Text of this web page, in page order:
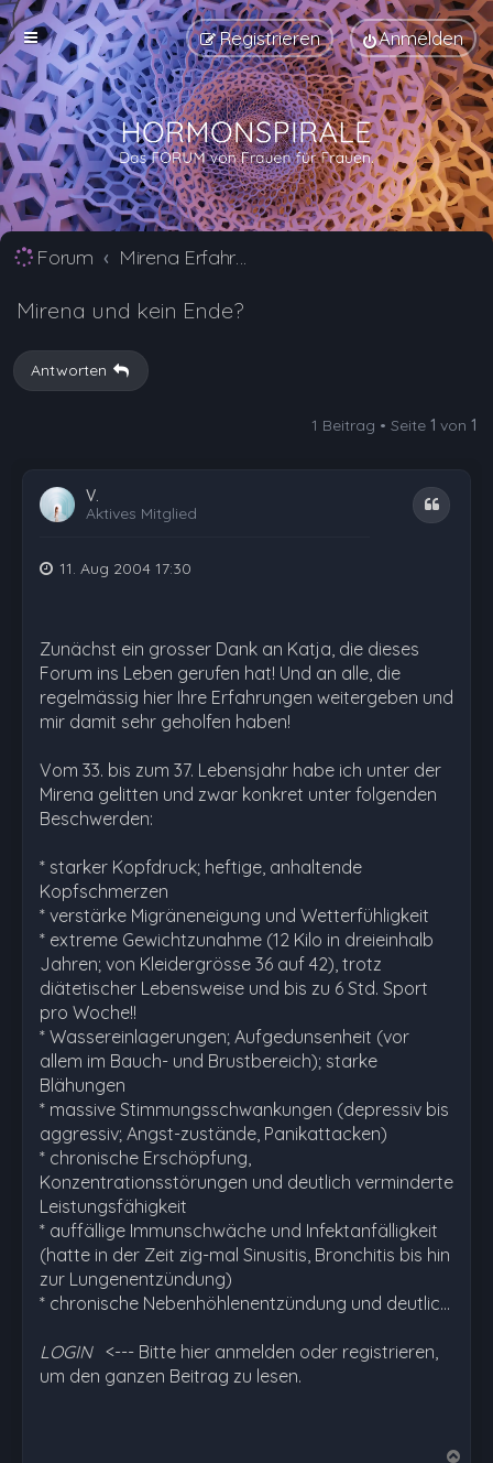
Anmelden
Registrieren
Forum Mirena Erfahrungsberichte und Nebenwirkungen
Mirena und kein Ende?
Antworten
1 Beitrag • Seite 1 von 1
V.
Aktives Mitglied
Zitat
11. Aug 2004 17:30
Zunächst ein grosser Dank an Katja, die dieses
Forum ins Leben gerufen hat! Und an alle, die
regelmässig hier Ihre Erfahrungen weitergeben und
mir damit sehr geholfen haben!
Vom 33. bis zum 37. Lebensjahr habe ich unter der
Mirena gelitten und zwar konkret unter folgenden
Beschwerden:
* starker Kopfdruck; heftige, anhaltende
Kopfschmerzen
* verstärke Migräneneigung und Wetterfühligkeit
* extreme Gewichtzunahme (12 Kilo in dreieinhalb
Jahren; von Kleidergrösse 36 auf 42), trotz
diätetischer Lebensweise und bis zu 6 Std. Sport
pro Woche!!
* Wassereinlagerungen; Aufgedunsenheit (vor
allem im Bauch- und Brustbereich); starke
Blähungen
* massive Stimmungsschwankungen (depressiv bis
aggressiv; Angst-zustände, Panikattacken)
* chronische Erschöpfung,
Konzentrationsstörungen und deutlich verminderte
Leistungsfähigkeit
* auffällige Immunschwäche und Infektanfälligkeit
(hatte in der Zeit zig-mal Sinusitis, Bronchitis bis hin
zur Lungenentzündung)
* chronische Nebenhöhlenentzündung und deutlic…
LOGIN <--- Bitte hier anmelden oder registrieren,
um den ganzen Beitrag zu lesen.